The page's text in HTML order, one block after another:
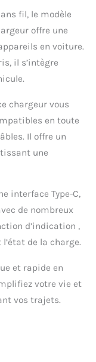
fil, le modèle
offre une
en voiture.
il s’intègre
chargeur vous
en toute
Il offre un
une
interface Type-C,
de nombreux
d’indication ,
de la charge.
et rapide en
votre vie et
vos trajets.